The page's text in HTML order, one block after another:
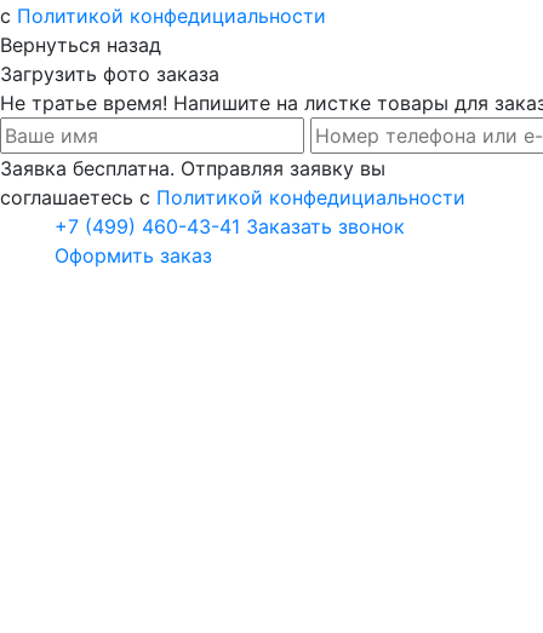
с Политикой конфедициальности
Вернуться назад
Загрузить фото заказа
Не тратье время! Напишите на листке товары для
Заявка бесплатна. Отправляя заявку вы
соглашаетесь с Политикой конфедициальности
+7 (499) 460-43-41 Заказать звонок
Оформить заказ